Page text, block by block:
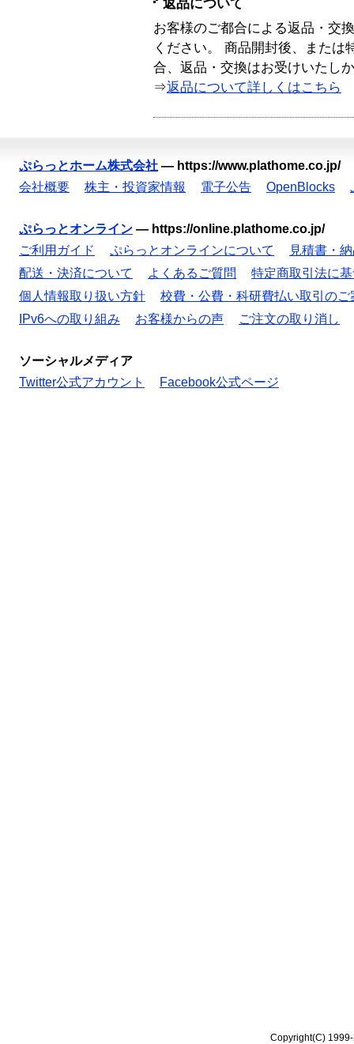
返品について
お客様のご都合による返品・交
ください。 商品開封後、または
合、返品・交換はお受けいたし
⇒返品について詳しくはこちら
ぷらっとホーム株式会社 — https://www.plathome.co.jp/
会社概要
株主・投資家情報 電子公告 OpenBlocks
ぷらっとオンライン — https://online.plathome.co.jp/
ご利用ガイド
ぷらっとオンラインについて
見積書・
配送・決済について
よくあるご質問
特定商取引法に
個人情報取り扱い方針
校費・公費・科研費払い取引のご
IPv6への取り組み
お客様からの声 ご注文の取り消し
ソーシャルメディア
Twitter公式アカウント
Facebook公式ページ
Copyright(C)